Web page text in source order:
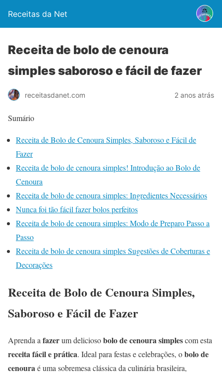
Receitas da Net
Receita de bolo de cenoura
simples saboroso e fácil de fazer
receitasdanet.com 2 anos atrás
Sumário
Receita de Bolo de Cenoura Simples, Saboroso e Fácil de
Fazer
Receita de bolo de cenoura simples! Introdução ao Bolo de
Cenoura
Receita de bolo de cenoura simples: Ingredientes Necessários
Nunca foi tão fácil fazer bolos perfeitos
Receita de bolo de cenoura simples: Modo de Preparo Passo a
Passo
Receita de bolo de cenoura simples Sugestões de Coberturas e
Decorações
Receita de Bolo de Cenoura Simples,
Saboroso e Fácil de Fazer
Aprenda a fazerum deliciosobolo de cenoura simplescom esta
receita fácil e prática. Ideal para festas e celebrações, obolo de
cenouraé uma sobremesa clássica da culinária brasileira,